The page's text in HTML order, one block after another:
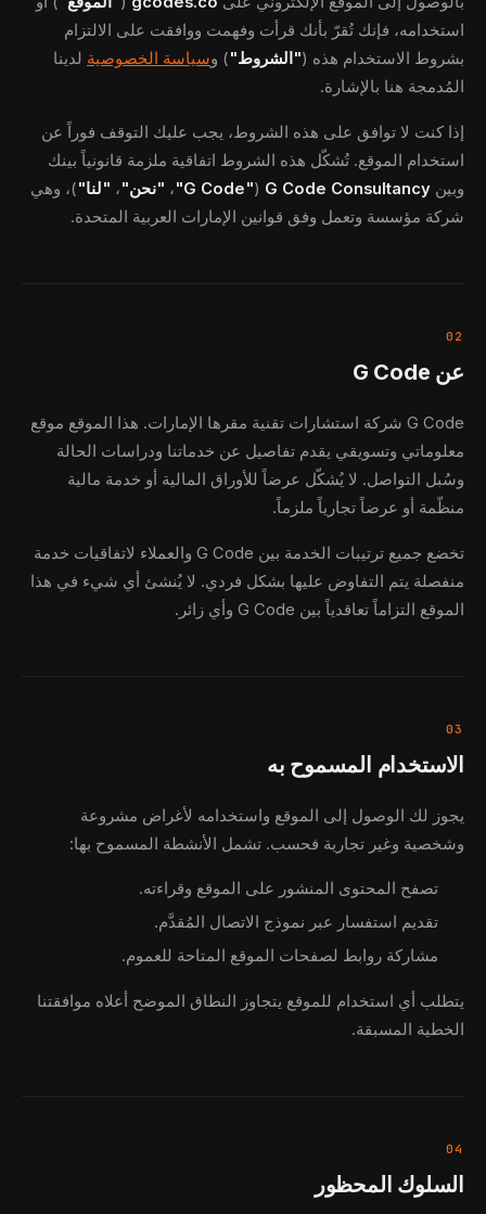
استخدامه، فإنك تُقرّ بأنك قرأت وفهمت ووافقت على الالتزام
بشروط الاستخدام هذه ("الشروط") وسياسة الخصوصية لدينا
المُدمجة هنا بالإشارة.
إذا كنت لا توافق على هذه الشروط، يجب عليك التوقف فوراً عن
استخدام الموقع. تُشكّل هذه الشروط اتفاقية ملزمة قانونياً بينك
وبين G Code Consultancy
(
"G Code" ، "نحن"، "لنا")، وهي
شركة مؤسسة وتعمل وفق قوانين الإمارات العربية المتحدة.
02
عن G Code
G Code شركة استشارات تقنية مقرها الإمارات. هذا الموقع موقع
معلوماتي وتسويقي يقدم تفاصيل عن خدماتنا ودراسات الحالة
وسُبل التواصل. لا يُشكّل عرضاً للأوراق المالية أو خدمة مالية
منظّمة أو عرضاً تجارياً ملزماً.
تخضع جميع ترتيبات الخدمة بين G Code والعملاء لاتفاقيات خدمة
منفصلة يتم التفاوض عليها بشكل فردي. لا يُنشئ أي شيء في هذا
الموقع التزاماً تعاقدياً بين G Code وأي زائر.
03
الاستخدام المسموح به
يجوز لك الوصول إلى الموقع واستخدامه لأغراض مشروعة
وشخصية وغير تجارية فحسب. تشمل الأنشطة المسموح بها:
تصفح المحتوى المنشور على الموقع وقراءته.
تقديم استفسار عبر نموذج الاتصال المُقدَّم.
مشاركة روابط لصفحات الموقع المتاحة للعموم.
يتطلب أي استخدام للموقع يتجاوز النطاق الموضح أعلاه موافقتنا
الخطية المسبقة.
04
السلوك المحظور